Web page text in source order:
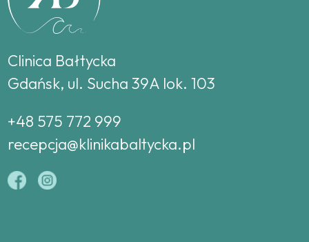
Clinica Bałtycka
Gdańsk, ul. Sucha 39A lok. 103
+48 575 772 999
recepcja@klinikabaltycka.pl